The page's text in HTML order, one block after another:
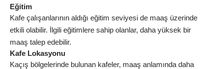
Eğitim
Kafe çalışanlarının aldığı eğitim seviyesi de maaş üzerinde
etkili olabilir. İlgili eğitimlere sahip olanlar, daha yüksek bir
maaş talep edebilir.
Kafe Lokasyonu
Kaçış bölgelerinde bulunan kafeler, maaş anlamında daha